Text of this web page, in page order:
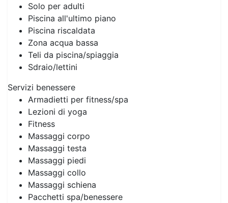
Solo per adulti
Piscina all'ultimo piano
Piscina riscaldata
Zona acqua bassa
Teli da piscina/spiaggia
Sdraio/lettini
Servizi benessere
Armadietti per fitness/spa
Lezioni di yoga
Fitness
Massaggi corpo
Massaggi testa
Massaggi piedi
Massaggi collo
Massaggi schiena
Pacchetti spa/benessere